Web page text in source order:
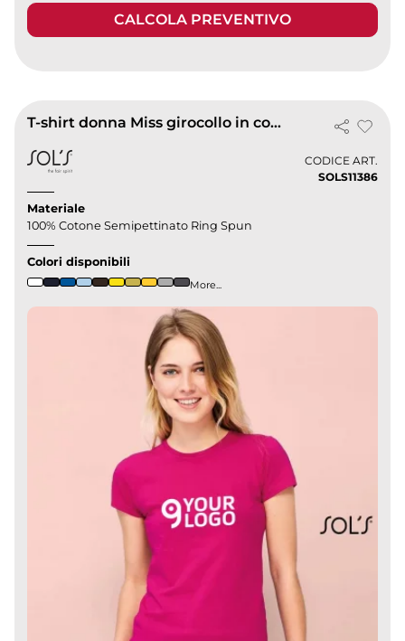
CALCOLA PREVENTIVO
T-shirt donna Miss girocollo in cotone, vestibilità regular
CODICE ART.
SOLS11386
Materiale
100% Cotone Semipettinato Ring Spun
Colori disponibili
More...